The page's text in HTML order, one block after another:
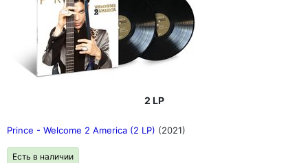
2 LP
Prince - Welcome 2 America (2 LP) (2021)
Есть в наличии